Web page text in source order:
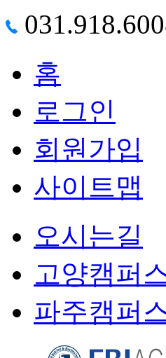
홈
로그인
회원가입
사이트맵
오시는길
고양캠퍼
파주캠퍼